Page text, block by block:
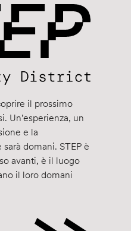
il prossimo
Un’esperienza, un
e la
domani. STEP è
avanti, è il luogo
il loro domani